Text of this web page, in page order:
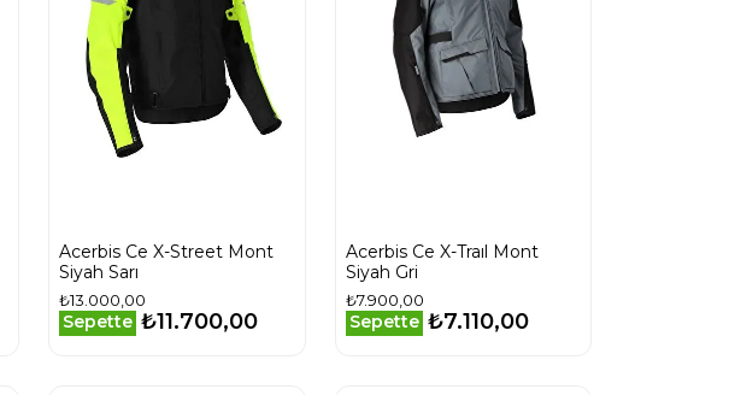
Acerbis Ce X-Street Mont
Siyah Sarı
₺13.000,00
Sepette ₺11.700,00
Acerbis Ce X-Traıl Mont
Siyah Gri
₺7.900,00
Sepette ₺7.110,00